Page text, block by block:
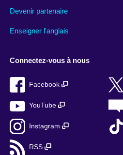
Devenir partenaire
Enseigner l'anglais
Connectez-vous à nous
Facebook
YouTube
Instagram
RSS